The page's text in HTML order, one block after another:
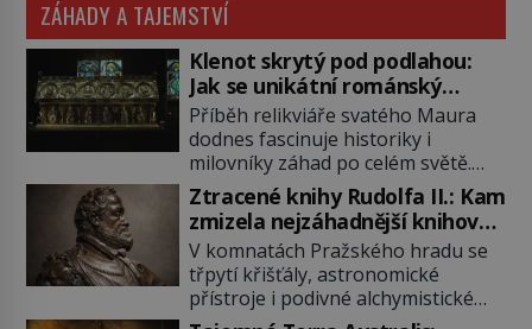
ZÁHADY A TAJEMSTVÍ
Klenot skrytý pod podlahou:
Jak se unikátní románský
poklad dostal do zapadlého
Bečova?
Příběh relikviáře svatého Maura
dodnes fascinuje historiky i
milovníky záhad po celém světě.
Tato románská zlatnická památka
ze 13. století je po českých
korunovačních klenotech druhým
nejcennějším movitým majetkem v
České republice. Přestože byl
klenot v roce 1985 po dramatickém
Ztracené knihy Rudolfa II.: Kam
zmizela nejzáhadnější knihovna
Evropy?
V komnatách Pražského hradu se
třpytí křišťály, astronomické
přístroje i podivné alchymistické
rukopisy. Císař Rudolf II.